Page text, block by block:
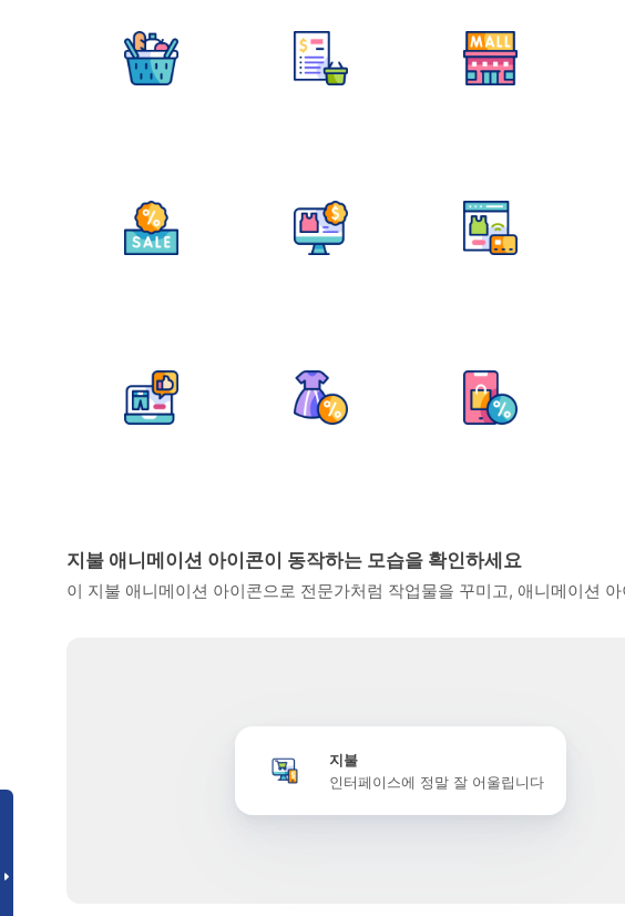
지불 애니메이션 아이콘이 동작하는 모습을 확인하세요
이 지불 애니메이션 아이콘으로 전문가처럼 작업물을 꾸미고, 애니메이션
지불
인터페이스에 정말 잘 어울립니다